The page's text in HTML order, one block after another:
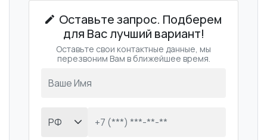
Оставьте запрос. Подберем
для Вас лучший вариант!
Оставьте свои контактные данные, мы
перезвоним Вам в ближейшее время.